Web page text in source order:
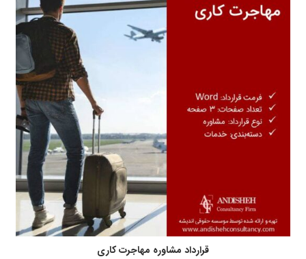
قرارداد مشاوره مهاجرت کاری